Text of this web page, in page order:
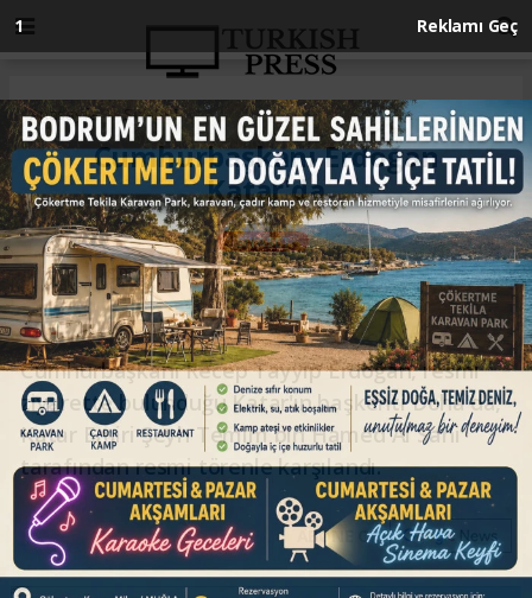
Anasayfa SİYASET
Cumhurbaşkanı Erdoğan
Katar'da
SİYASET
18.07.2023 - 18:57, Güncelleme: 18.07.2023 - 18:57
Cumhurbaşkanı Recep Tayyip Erdoğan, resmi
ziyarette bulunduğu Katar'ın başkenti Doha'da,
Katar Emiri Şeyh Temim bin Hamed Al Sani
tarafından resmi törenle karşılandı.
ABONE OL